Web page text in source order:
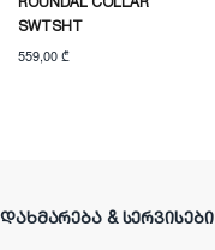
SWTSHT
559,00 ₾
ᲓᲐᲮᲛᲐᲠᲔᲑᲐ & ᲡᲔᲠᲕᲘᲡᲔᲑᲘ